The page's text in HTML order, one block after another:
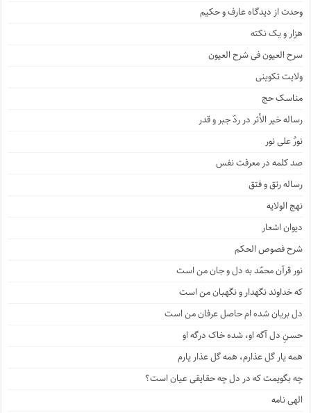
وحدت از دیدگاه عارف و حکیم
هزار و یک نکته
سرح العیون فی شرح العیون
ولایت تکوینی
مناسک حج
رساله خیر الأثر در ردّ جبر و قدر
نورٌ علی نور
صد کلمه در معرفت نفس
رساله رتق و فتق
نهج الولایه
دیوان اشعار
شرح فصوص الحکم
نور قرآن محمّد به دل و جان من است
که خداوند نگهدار و نگهبان من است
دل بریان شده ام حاصل عرفان من است
حسنِ دل آگه او، شده خاک درگه او
همه یار گل عذارم، همه گل عذار یارم
چه بگویمت که در دل چه حقایقی عیان است؟
الهی نامه